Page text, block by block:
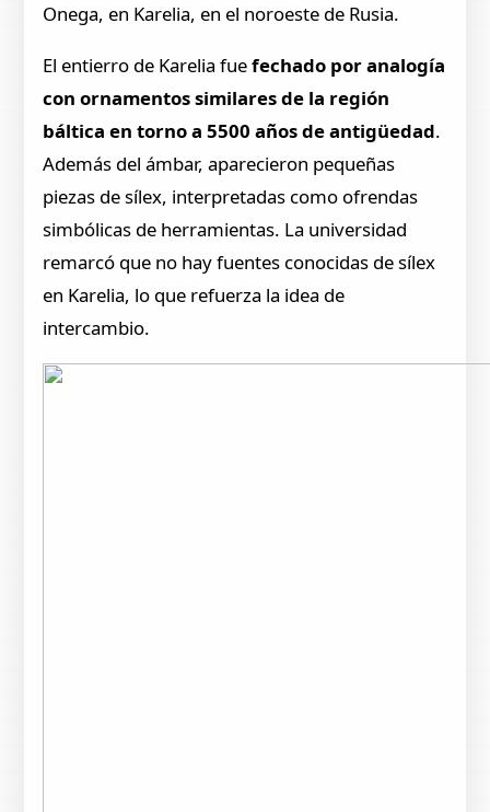
Onega, en Karelia, en el noroeste de Rusia.
El entierro de Karelia fuefechado por analogía
con ornamentos similares de la región
báltica en torno a 5500 años de antigüedad.
Además del ámbar, aparecieron pequeñas
piezas de sílex, interpretadas como ofrendas
simbólicas de herramientas. La universidad
remarcó que no hay fuentes conocidas de sílex
en Karelia, lo que refuerza la idea de
intercambio.